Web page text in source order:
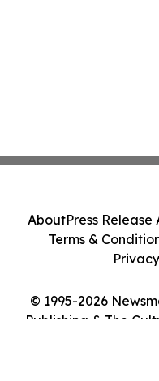
© 1995-2026
Publishing & The
AboutPress Release
Terms &